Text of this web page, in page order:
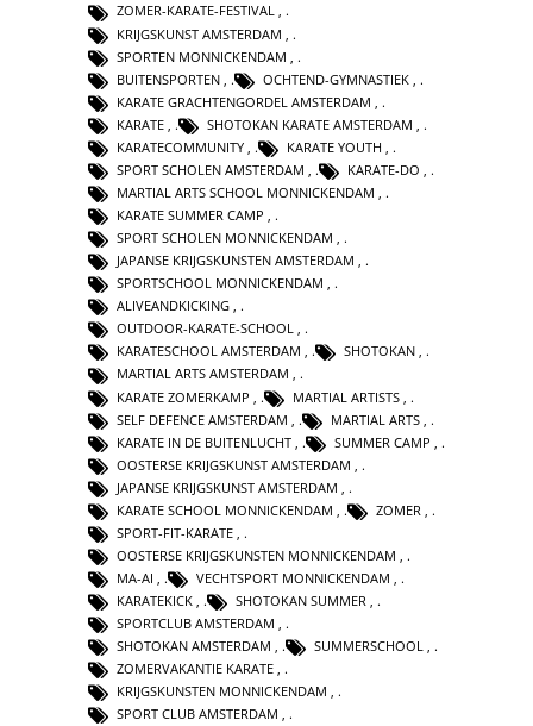
ZOMER-KARATE-FESTIVAL ,
KRIJGSKUNST AMSTERDAM
SPORTEN MONNICKENDAM
BUITENSPORTEN
OCHTEND-GYMNASTIEK
KARATE GRACHTENGORDEL AMSTERDAM
KARATE
SHOTOKAN KARATE AMSTERDAM
KARATECOMMUNITY
KARATE YOUTH
SPORT SCHOLEN AMSTERDAM
KARATE-DO
MARTIAL ARTS SCHOOL MONNICKENDAM
KARATE SUMMER CAMP ,
SPORT SCHOLEN MONNICKENDAM ,
JAPANSE KRIJGSKUNSTEN AMSTERDAM ,
SPORTSCHOOL MONNICKENDAM ,
ALIVEANDKICKING ,
OUTDOOR-KARATE-SCHOOL ,
KARATESCHOOL AMSTERDAM , SHOTOKAN ,
MARTIAL ARTS AMSTERDAM ,
KARATE ZOMERKAMP
MARTIAL ARTISTS
SELF DEFENCE AMSTERDAM
MARTIAL ARTS
KARATE IN DE BUITENLUCHT
SUMMER CAMP
OOSTERSE KRIJGSKUNST AMSTERDAM
JAPANSE KRIJGSKUNST AMSTERDAM
KARATE SCHOOL MONNICKENDAM
ZOMER
SPORT-FIT-KARATE
OOSTERSE KRIJGSKUNSTEN MONNICKENDAM
MA-AI , VECHTSPORT MONNICKENDAM ,
KARATEKICK , SHOTOKAN SUMMER ,
SPORTCLUB AMSTERDAM ,
SHOTOKAN AMSTERDAM , SUMMERSCHOOL ,
ZOMERVAKANTIE KARATE ,
KRIJGSKUNSTEN MONNICKENDAM ,
SPORT CLUB AMSTERDAM ,